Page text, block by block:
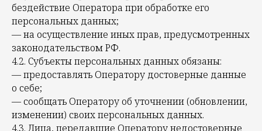
бездействие Оператора при обработке его
персональных данных;
— на осуществление иных прав, предусмотренных
законодательством РФ.
4.2. Субъекты персональных данных обязаны:
— предоставлять Оператору достоверные данные
о себе;
— сообщать Оператору об уточнении (обновлении,
изменении) своих персональных данных.
4.3. Лица, передавшие Оператору недостоверные